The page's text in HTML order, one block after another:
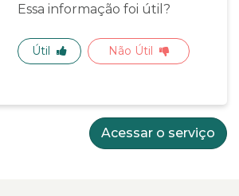
Essa informação foi útil?
Útil Não Útil
Acessar o serviço